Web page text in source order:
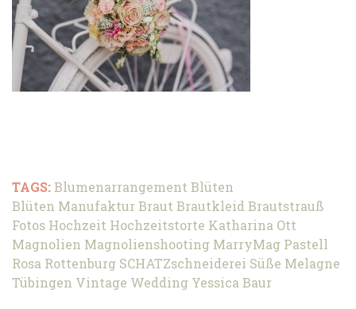
TAGS:Blumenarrangement Blüten
Blüten ManufakturBraut Brautkleid Brautstrauß
Fotos Hochzeit Hochzeitstorte Katharina Ott
Magnolien Magnolienshooting MarryMag Pastell
Rosa Rottenburg SCHATZschneiderei Süße Melagne
Tübingen Vintage Wedding Yessica Baur